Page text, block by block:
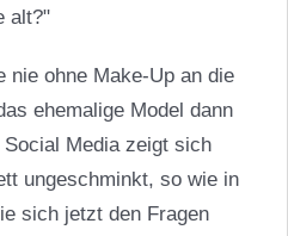
alt?"
nie ohne Make-Up an die
ehemalige Model dann
Media zeigt sich
ungeschminkt, so wie in
sich jetzt den Fragen